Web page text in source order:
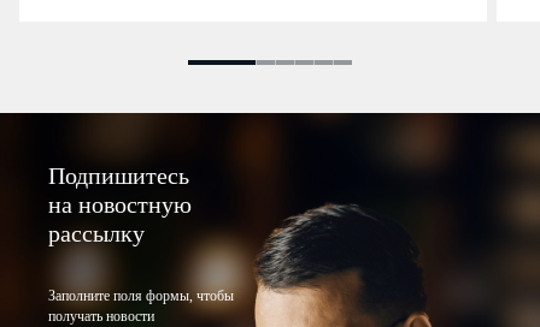
Подпишитесь
на новостную
рассылку
Заполните поля формы, чтобы
получать новости